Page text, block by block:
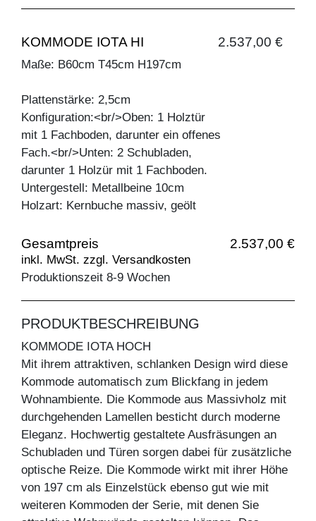
KOMMODE IOTA HI 2.537,00 €
Maße: B60cm T45cm H197cm
Plattenstärke: 2,5cm
Konfiguration:<br/>Oben: 1 Holztür
mit 1 Fachboden, darunter ein offenes
Fach.<br/>Unten: 2 Schubladen,
darunter 1 Holzür mit 1 Fachboden.
Untergestell: Metallbeine 10cm
Holzart: Kernbuche massiv, geölt
Gesamtpreis 2.537,00 €
inkl. MwSt. zzgl. Versandkosten
Produktionszeit 8-9 Wochen
PRODUKTBESCHREIBUNG
KOMMODE IOTA HOCH
Mit ihrem attraktiven, schlanken Design wird diese
Kommode automatisch zum Blickfang in jedem
Wohnambiente. Die Kommode aus Massivholz mit
durchgehenden Lamellen besticht durch moderne
Eleganz. Hochwertig gestaltete Ausfräsungen an
Schubladen und Türen sorgen dabei für zusätzliche
optische Reize. Die Kommode wirkt mit ihrer Höhe
von 197 cm als Einzelstück ebenso gut wie mit
weiteren Kommoden der Serie, mit denen Sie